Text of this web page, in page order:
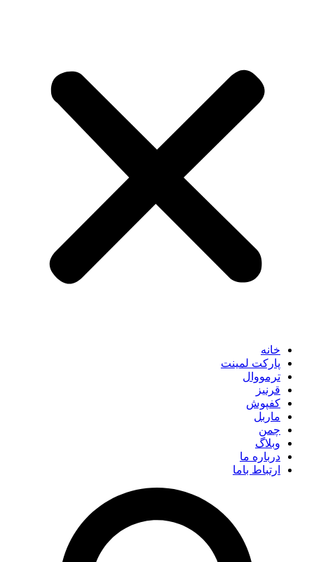
خانه
پارکت لمینت
ترمووال
قرنیز
کفپوش
ماربل
چمن
وبلاگ
درباره ما
ارتباط باما